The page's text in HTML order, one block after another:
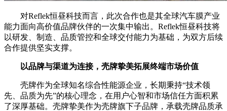
对Reflek恒昼科技而言，此次合作也是其全球汽车膜产业
能力面向高价值品牌伙伴的一次集中输出。Reflek恒昼科技将
以研发、制造、品质管控和全球交付能力为基础，为双方后续
合作提供坚实支撑。
以品牌与渠道为连接，壳牌挚美拓展终端市场价值
壳牌作为全球知名综合性能源企业，长期秉持“技术领
先、品质为先”的核心理念，在用户心智和市场信任方面积累
了深厚基础。壳牌挚美作为壳牌旗下子品牌，承载壳牌品质承